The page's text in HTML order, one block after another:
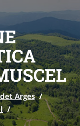
Arges /
/